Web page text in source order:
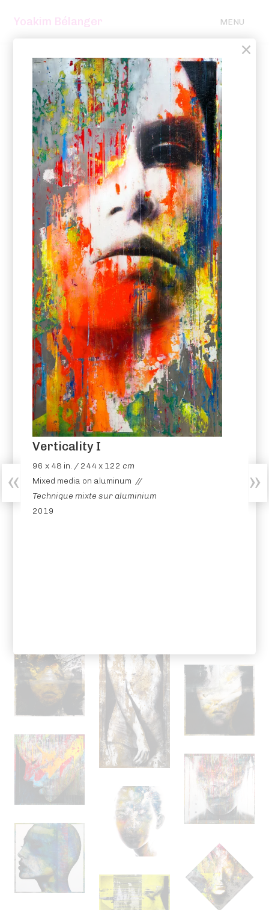
Yoakim Bélanger MENU
2020 – 2016
×
Verticality I
96 x 48 in. / 244 x 122 cm
Mixed media on aluminum //
Technique mixte sur aluminium
2019